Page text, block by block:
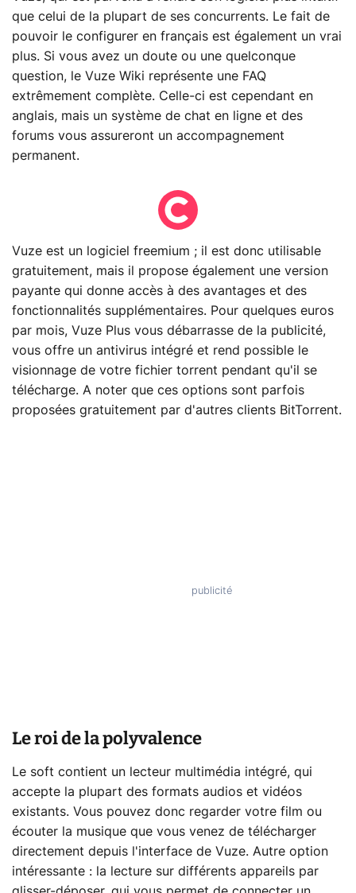
que celui de la plupart de ses concurrents. Le fait de
pouvoir le configurer en français est également un vrai
plus. Si vous avez un doute ou une quelconque
question, le Vuze Wiki représente une FAQ
extrêmement complète. Celle-ci est cependant en
anglais, mais un système de chat en ligne et des
forums vous assureront un accompagnement
permanent.
Vuze est un logiciel freemium ; il est donc utilisable
gratuitement, mais il propose également une version
payante qui donne accès à des avantages et des
fonctionnalités supplémentaires. Pour quelques euros
par mois, Vuze Plus vous débarrasse de la publicité,
vous offre un antivirus intégré et rend possible le
visionnage de votre fichier torrent pendant qu'il se
télécharge. A noter que ces options sont parfois
proposées gratuitement par d'autres clients BitTorrent.
Le roi de la polyvalence
Le soft contient un lecteur multimédia intégré, qui
accepte la plupart des formats audios et vidéos
existants. Vous pouvez donc regarder votre film ou
écouter la musique que vous venez de télécharger
directement depuis l'interface de Vuze. Autre option
intéressante : la lecture sur différents appareils par